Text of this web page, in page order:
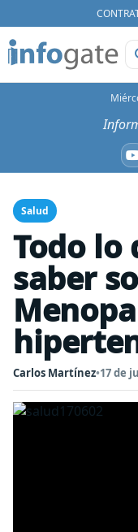
Salud
Todo lo
saber
Carlos Martínez•17 de